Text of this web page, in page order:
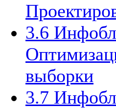
3.6
выборки
3.7